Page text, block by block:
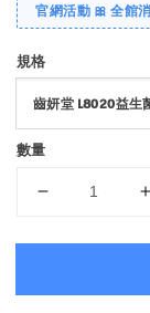
官網活動 🎀 全館
規格
數量